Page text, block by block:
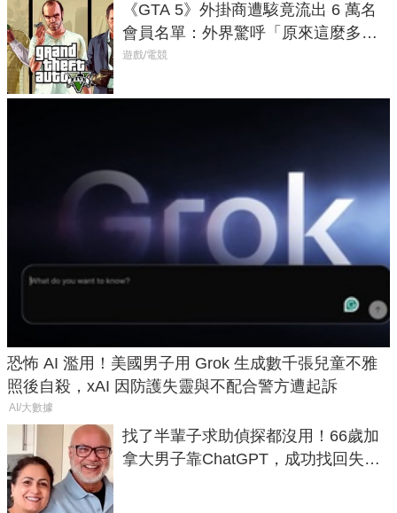
《GTA 5》外掛商遭駭竟流出 6 萬名
會員名單：外界驚呼「原來這麼多人
在開掛！」
遊戲/電競
恐怖 AI 濫用！美國男子用 Grok 生成數千張兒童不雅
照後自殺，xAI 因防護失靈與不配合警方遭起訴
AI/大數據
找了半輩子求助偵探都沒用！66歲加
拿大男子靠ChatGPT，成功找回失散